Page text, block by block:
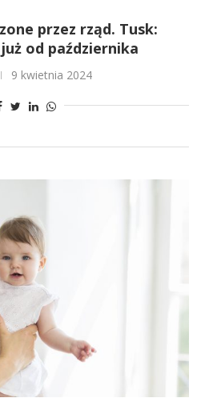
przez rząd. Tusk:
od października
9 kwietnia 2024